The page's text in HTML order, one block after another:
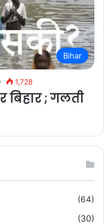
Bihar
1,728
बिहार ; गलती
(64)
(30)